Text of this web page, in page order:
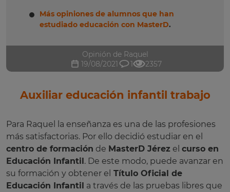
Más opiniones de alumnos que han
estudiado educación con MasterD.
Opinión de Raquel
19/08/2021
1 2357
Auxiliar educación infantil trabajo
Para Raquel la enseñanza es una de las profesiones
más satisfactorias. Por ello decidió estudiar en el
centro de formación de MasterD Jérez el curso en
Educación Infantil. De este modo, puede avanzar en
su formación y obtener el Título Oficial de
Educación Infantil a través de las pruebas libres que